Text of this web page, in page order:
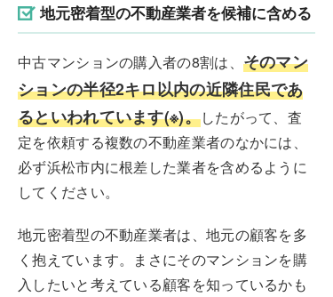
地元密着型の不動産業者を候補に含める
中古マンションの購入者の8割は、 そのマン
ションの半径2キロ以内の近隣住民であ
るといわれています(※)。したがって、査
定を依頼する複数の不動産業者のなかには、
必ず浜松市内に根差した業者を含めるように
してください。
地元密着型の不動産業者は、地元の顧客を多
く抱えています。まさにそのマンションを購
入したいと考えている顧客を知っているかも